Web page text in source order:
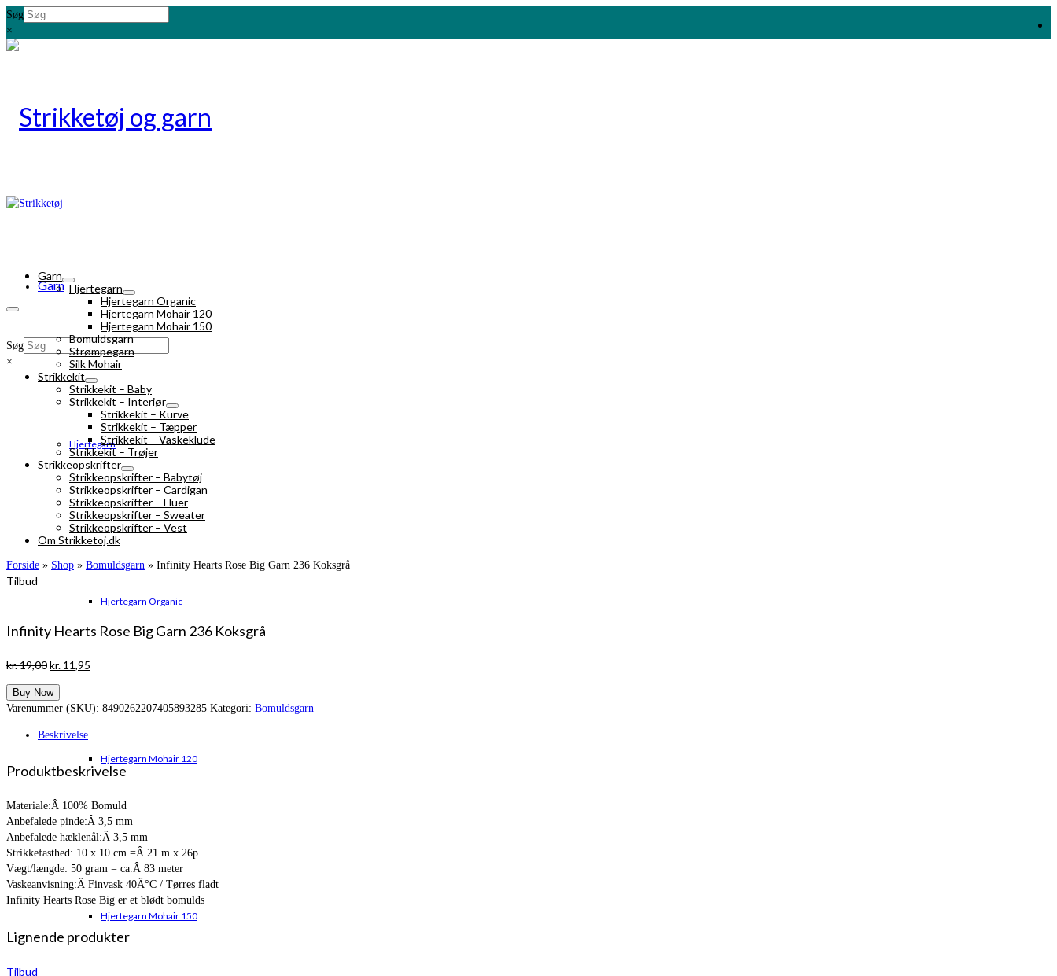
Søg
×
Garn
Hjertegarn
Hjertegarn Organic
Hjertegarn Mohair 120
Hjertegarn Mohair 150
Søg
×
Garn
Hjertegarn
Hjertegarn Organic
Hjertegarn Mohair 120
Hjertegarn Mohair 150
Bomuldsgarn
Strømpegarn
Silk Mohair
Strikkekit
Strikkekit – Baby
Strikkekit – Interiør
Strikkekit – Kurve
Strikkekit – Tæpper
Strikkekit – Vaskeklude
Strikkekit – Trøjer
Strikkeopskrifter
Strikkeopskrifter – Babytøj
Strikkeopskrifter – Cardigan
Strikkeopskrifter – Huer
Strikkeopskrifter – Sweater
Strikkeopskrifter – Vest
Om Strikketoj.dk
Forside » Shop » Bomuldsgarn » Infinity Hearts Rose Big Garn 236 Koksgrå
Tilbud
Infinity Hearts Rose Big Garn 236 Koksgrå
kr.19,00Den
pris
var:
kr. 11,95
er:
Buy Now
Varenummer (SKU): 8490262207405893285 Kategori: Bomuldsgarn
Beskrivelse
Produktbeskrivelse
Materiale:Â 100% Bomuld
Anbefalede pinde:Â 3,5 mm
Anbefalede hæklenål:Â 3,5 mm
Strikkefasthed: 10 x 10 cm =Â 21 m x 26p
Vægt/længde: 50 gram = ca.Â 83 meter
Vaskeanvisning:Â Finvask 40Â°C / Tørres fladt
Infinity Hearts Rose Big er et blødt bomulds
Lignende produkter
Tilbud